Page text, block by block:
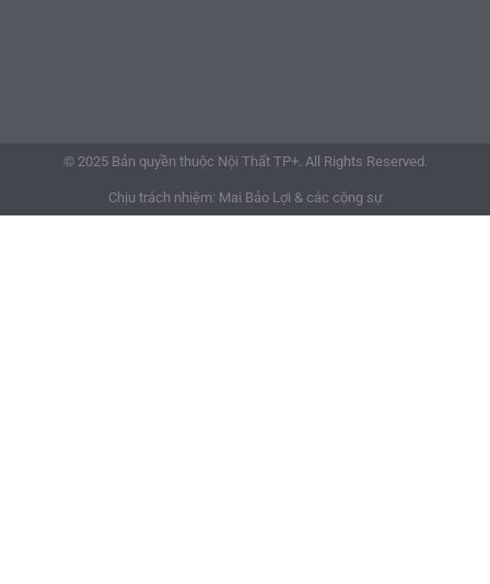
© 2025 Bản quyền thuộc Nội Thất TP+. All Rights Reserved.
Chịu trách nhiệm: Mai Bảo Lợi & các cộng sự